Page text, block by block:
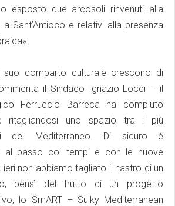
esposto due arcosoli rinvenuti alla
a Sant’Antioco e relativi alla presenza
suo comparto culturale crescono di
il Sindaco Ignazio Locci – il
Ferruccio Barreca ha compiuto
ritagliandosi uno spazio tra i più
del Mediterraneo. Di sicuro è
al passo coi tempi e con le nuove
non abbiamo tagliato il nastro di un
bensì del frutto di un progetto
lo SmART – Sulky Mediterranean